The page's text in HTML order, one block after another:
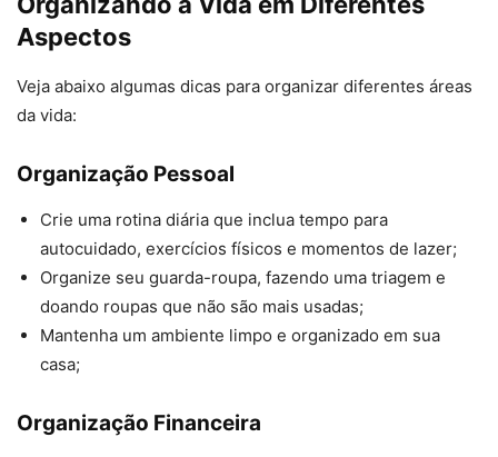
Aspectos
Veja abaixo algumas dicas para organizar diferentes áreas
da vida:
Organização Pessoal
Crie uma rotina diária que inclua tempo para
autocuidado, exercícios físicos e momentos de lazer;
Organize seu guarda-roupa, fazendo uma triagem e
doando roupas que não são mais usadas;
Mantenha um ambiente limpo e organizado em sua
casa;
Organização Financeira